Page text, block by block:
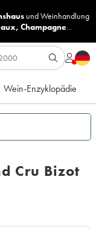
undWeinhandlung
, Champagne...
Wein-Enzyklopädie
Cru Bizot